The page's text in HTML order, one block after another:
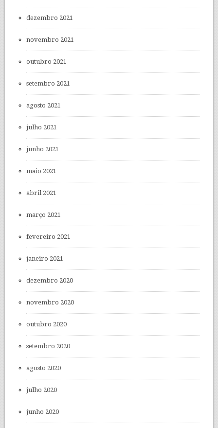
dezembro 2021
novembro 2021
outubro 2021
setembro 2021
agosto 2021
julho 2021
junho 2021
maio 2021
abril 2021
março 2021
fevereiro 2021
janeiro 2021
dezembro 2020
novembro 2020
outubro 2020
setembro 2020
agosto 2020
julho 2020
junho 2020